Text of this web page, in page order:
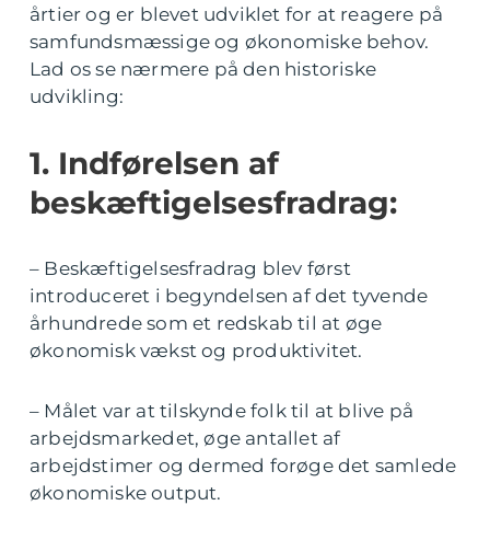
årtier og er blevet udviklet for at reagere på
samfundsmæssige og økonomiske behov.
Lad os se nærmere på den historiske
udvikling:
1. Indførelsen af
beskæftigelsesfradrag:
– Beskæftigelsesfradrag blev først
introduceret i begyndelsen af det tyvende
århundrede som et redskab til at øge
økonomisk vækst og produktivitet.
– Målet var at tilskynde folk til at blive på
arbejdsmarkedet, øge antallet af
arbejdstimer og dermed forøge det samlede
økonomiske output.